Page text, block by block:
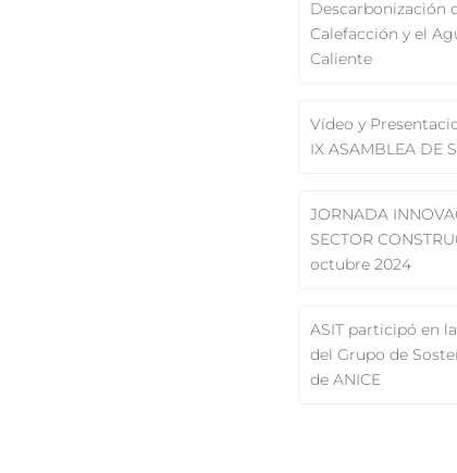
Descarbonización
Calefacción y el
Caliente
Vídeo y
IX ASAMBLEA DE
JORNADA
SECTOR
octubre 2024
ASIT participó en
del Grupo de
de ANICE